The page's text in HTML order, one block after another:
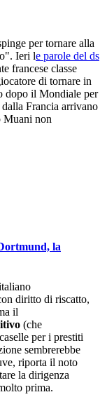
per tornare alla
Ieri le parole del ds
francese classe
di tornare in
dopo il Mondiale per
Francia arrivano
Muani non
la
diritto di riscatto,
il
(che
per i prestiti
sembrerebbe
riporta il noto
la dirigenza
prima.